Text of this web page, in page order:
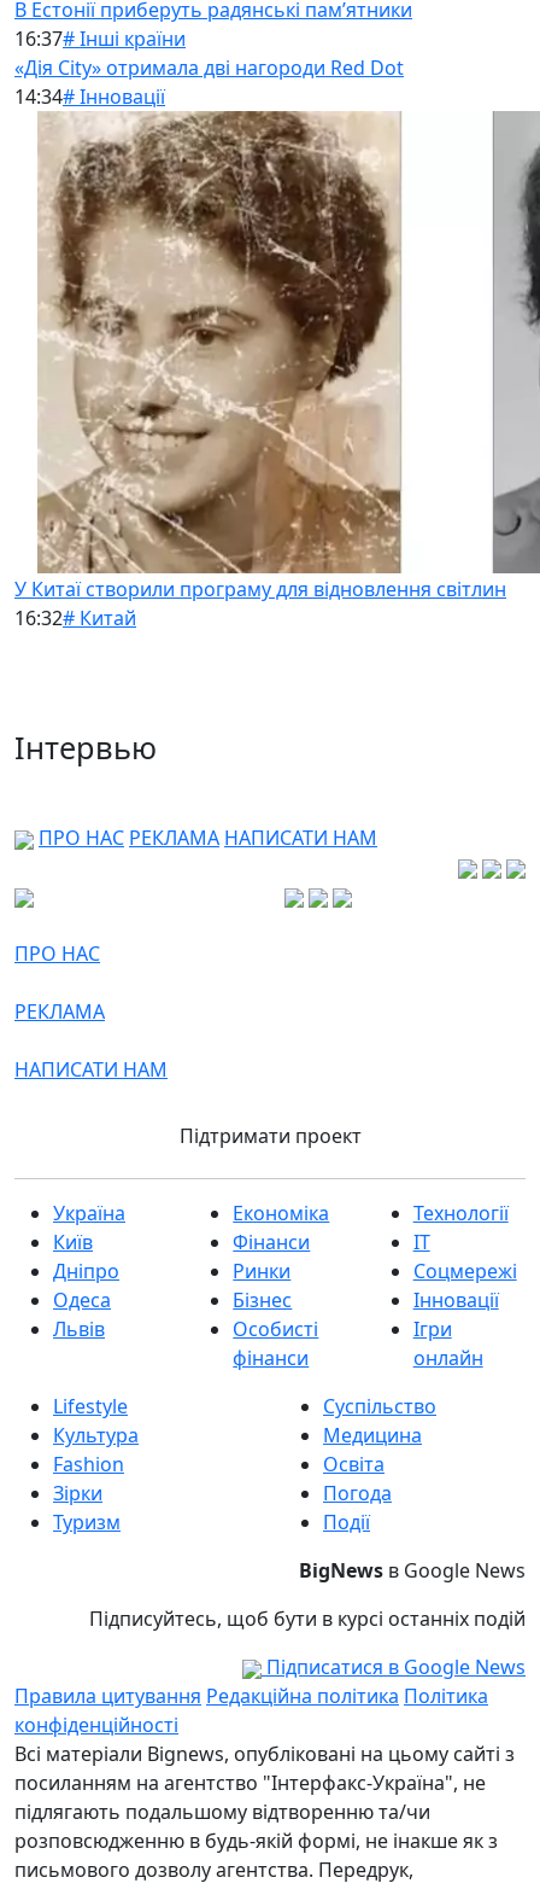
В Естонії приберуть радянські памʼятники
16:37# Інші країни
«Дія City» отримала дві нагороди Red Dot
14:34# Інновації
У Китаї створили програму для відновлення світлин
16:32# Китай
Інтервью
ПРО НАС РЕКЛАМА НАПИСАТИ НАМ
ПРО НАС
РЕКЛАМА
НАПИСАТИ НАМ
Підтримати проект
Україна
Київ
Дніпро
Одеса
Львів
Економіка
Фінанси
Ринки
Бізнес
Особисті
фінанси
Технології
IT
Соцмережі
Інновації
Ігри
онлайн
Lifestyle
Культура
Fashion
Зірки
Туризм
Суспільство
Медицина
Освіта
Погода
Події
BigNews в Google News
Підписуйтесь, щоб бути в курсі останніх подій
Підписатися в Google News
Правила цитування Редакційна політика Політика
конфіденційності
Всі матеріали Bignews, опубліковані на цьому сайті з
посиланням на агентство "Інтерфакс-Україна", не
підлягають подальшому відтворенню та/чи
розповсюдженню в будь-якій формі, не інакше як з
письмового дозволу агентства. Передрук,